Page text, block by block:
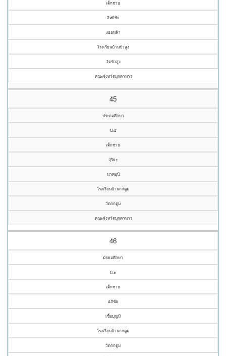
เด็กชาย
สิทธิชัย
งอยหล้า
โรงเรียนบ้านขัวสูง
วัดขัวสูง
คณะจังหวัดมุกดาหาร
45
ประถมศึกษา
ป.๕
เด็กชาย
สุริยะ
นาคมุนี
โรงเรียนบ้านกกตูม
วัดกกตูม
คณะจังหวัดมุกดาหาร
46
มัธยมศึกษา
ม.๑
เด็กชาย
อภิชัย
เชื้อบุญมี
โรงเรียนบ้านกกตูม
วัดกกตูม